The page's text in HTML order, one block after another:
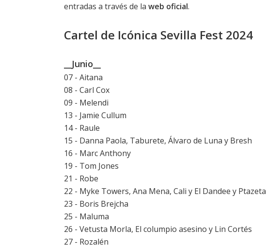
entradas a través de la web oficial.
Cartel de Icónica Sevilla Fest 2024
__Junio__
07 - Aitana
08 - Carl Cox
09 - Melendi
13 - Jamie Cullum
14 - Raule
15 - Danna Paola, Taburete, Álvaro de Luna y Bresh
16 - Marc Anthony
19 - Tom Jones
21 - Robe
22 - Myke Towers, Ana Mena, Cali y El Dandee y Ptazeta
23 - Boris Brejcha
25 - Maluma
26 - Vetusta Morla, El columpio asesino y Lin Cortés
27 - Rozalén